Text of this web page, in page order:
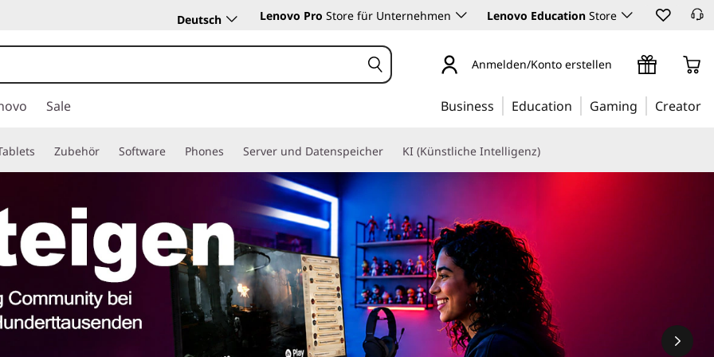
Deutsch Lenovo Pro Store für Unternehmen Lenovo Education Store
Anmelden/Konto erstellen
Sale Business Education Gaming Creator
Zubehör Software Phones Server und Datenspeicher KI (Künstliche Intelligenz)